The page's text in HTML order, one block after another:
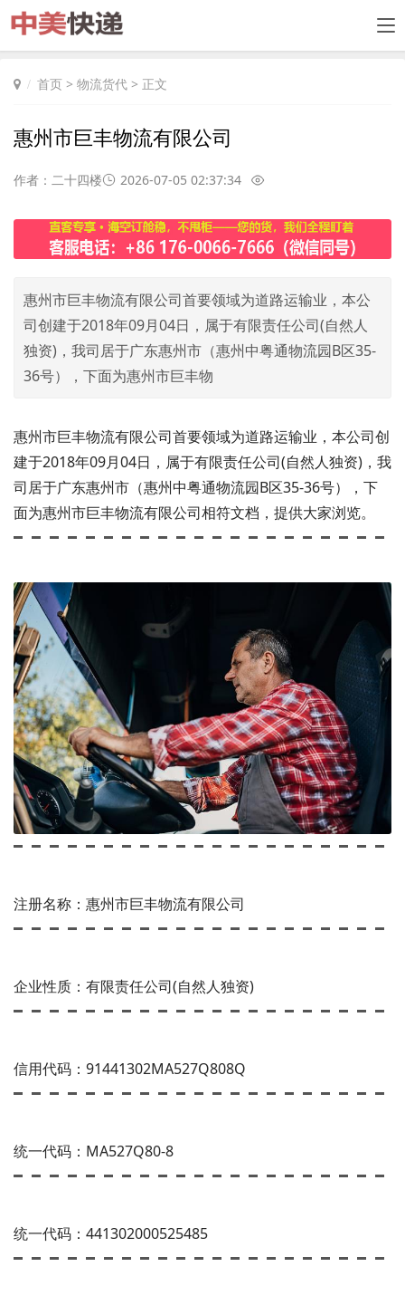
首页 > 物流货代 > 正文
惠州市巨丰物流有限公司
作者：二十四楼 2026-07-05 02:37:34
惠州市巨丰物流有限公司首要领域为道路运输业，本公
司创建于2018年09月04日，属于有限责任公司(自然人
独资)，我司居于广东惠州市（惠州中粤通物流园B区35-
36号），下面为惠州市巨丰物
惠州市巨丰物流有限公司首要领域为道路运输业，本公司创
建于2018年09月04日，属于有限责任公司(自然人独资)，我
司居于广东惠州市（惠州中粤通物流园B区35-36号），下
面为惠州市巨丰物流有限公司相符文档，提供大家浏览。
注册名称：惠州市巨丰物流有限公司
企业性质：有限责任公司(自然人独资)
信用代码：91441302MA527Q808Q
统一代码：MA527Q80-8
统一代码：441302000525485